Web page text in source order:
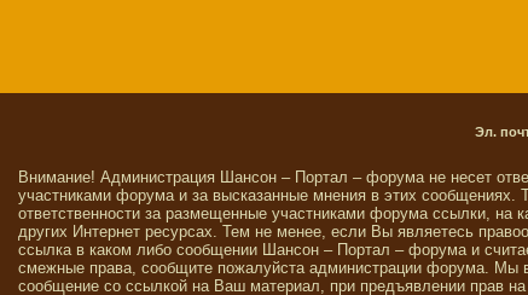
Эл.
Внимание! Администрация Шансон – Портал – форума не несет
участниками форума и за высказанные мнения в этих сообщениях.
ответственности за размещенные участниками форума ссылки, на
других Интернет ресурсах. Тем не менее, если Вы являетесь
ссылка в каком либо сообщении Шансон – Портал – форума и
смежные права, сообщите пожалуйста администрации форума. Мы
сообщение со ссылкой на Ваш материал, при предъявлении прав